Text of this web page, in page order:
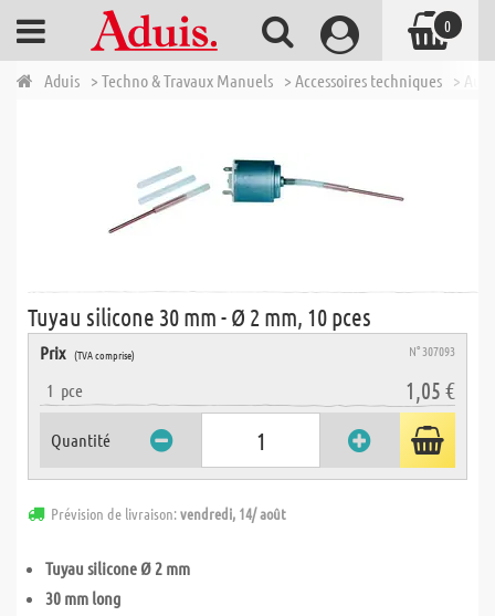
Aduis > Techno & Travaux Manuels > Accessoires techniques >
Tuyau silicone 30 mm - Ø 2 mm, 10 pces
Prix (TVA comprise) N° 307093
1 pce 1,05 €
Quantité
Prévision de livraison:vendredi, 14/ août
Tuyau silicone Ø 2 mm
30 mm long
0